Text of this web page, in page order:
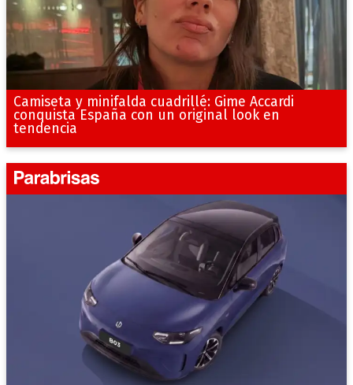
Camiseta y minifalda cuadrillé: Gime Accardi
conquista España con un original look en
tendencia